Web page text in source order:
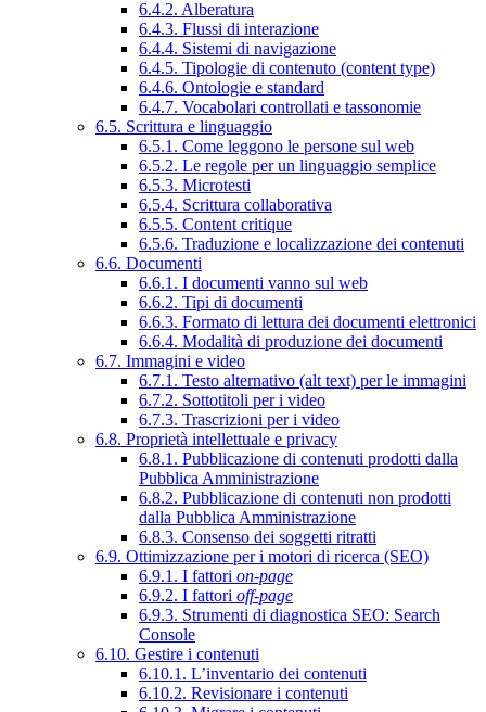
6.4.2. Alberatura
6.4.3. Flussi di interazione
6.4.4. Sistemi di navigazione
6.4.5. Tipologie di contenuto (content type)
6.4.6. Ontologie e standard
6.4.7. Vocabolari controllati e tassonomie
6.5. Scrittura e linguaggio
6.5.1. Come leggono le persone sul web
6.5.2. Le regole per un linguaggio semplice
6.5.3. Microtesti
6.5.4. Scrittura collaborativa
6.5.5. Content critique
6.5.6. Traduzione e localizzazione dei contenuti
6.6. Documenti
6.6.1. I documenti vanno sul web
6.6.2. Tipi di documenti
6.6.3. Formato di lettura dei documenti elettronici
6.6.4. Modalità di produzione dei documenti
6.7. Immagini e video
6.7.1. Testo alternativo (alt text) per le immagini
6.7.2. Sottotitoli per i video
6.7.3. Trascrizioni per i video
6.8. Proprietà intellettuale e privacy
6.8.1. Pubblicazione di contenuti prodotti dalla
Pubblica Amministrazione
6.8.2. Pubblicazione di contenuti non prodotti
dalla Pubblica Amministrazione
6.8.3. Consenso dei soggetti ritratti
6.9. Ottimizzazione per i motori di ricerca (SEO)
6.9.1. I fattori on-page
6.9.2. I fattori off-page
6.9.3. Strumenti di diagnostica SEO: Search
Console
6.10. Gestire i contenuti
6.10.1. L’inventario dei contenuti
6.10.2. Revisionare i contenuti